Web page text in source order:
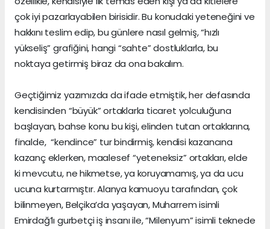
çok iyi pazarlayabilen birisidir. Bu konudaki yeteneğini ve
hakkını teslim edip, bu günlere nasıl gelmiş, “hızlı
yükseliş” grafiğini, hangi “sahte” dostluklarla, bu
noktaya getirmiş biraz da ona bakalım.
Geçtiğimiz yazımızda da ifade etmiştik, her defasında
kendisinden “büyük” ortaklarla ticaret yolculuğuna
başlayan, bahse konu bu kişi, elinden tutan ortaklarına,
finalde, “kendince” tur bindirmiş, kendisi kazancına
kazanç eklerken, maalesef “yeteneksiz” ortakları, elde
ki mevcutu, ne hikmetse, ya koruyamamış, ya da ucu
ucuna kurtarmıştır. Alanya kamuoyu tarafından, çok
bilinmeyen, Belçika’da yaşayan, Muharrem isimli
Emirdağ’lı gurbetçi iş insanı ile, “Milenyum” isimli teknede